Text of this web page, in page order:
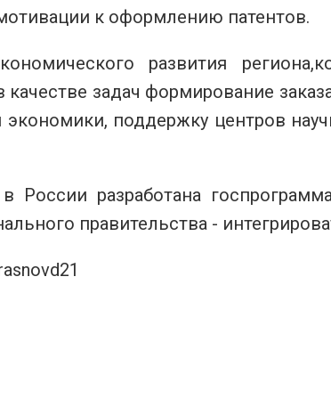
к оформлению патентов.
развития
качестве задач формирование
поддержку центров
России разработана
правительства -